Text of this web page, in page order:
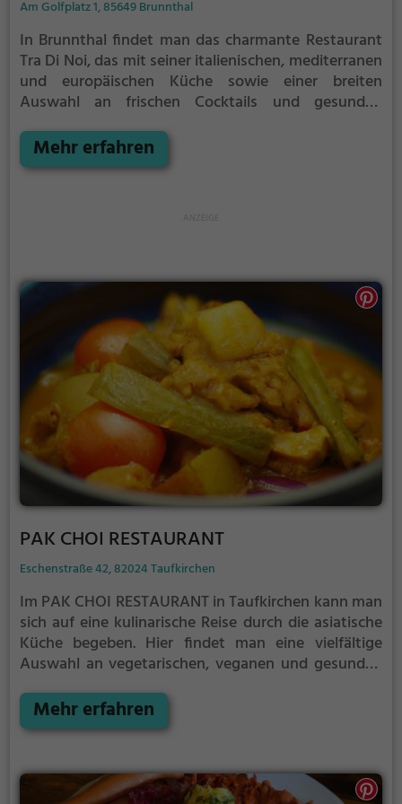
Am Golfplatz 1, 85649 Brunnthal
In Brunnthal findet man das charmante Restaurant
Tra Di Noi, das mit seiner italienischen, mediterranen
und europäischen Küche sowie einer breiten
Auswahl an frischen Cocktails und gesunden
in gemütlicher Atmosphäre köstliche Pizza genießen
oder sich bei einem ausgiebigen Frühstück
Mehr erfahren
PAK CHOI RESTAURANT
Eschenstraße 42, 82024 Taufkirchen
Im PAK CHOI RESTAURANT in Taufkirchen kann man
sich auf eine kulinarische Reise durch die asiatische
Küche begeben. Hier findet man eine vielfältige
Auswahl an vegetarischen, veganen und gesunden
Ambiente lädt zum Verweilen ein und die Auswahl
an Getränken rundet das Angebot perfekt ab.
die köstlichen Speisen!
Mehr erfahren